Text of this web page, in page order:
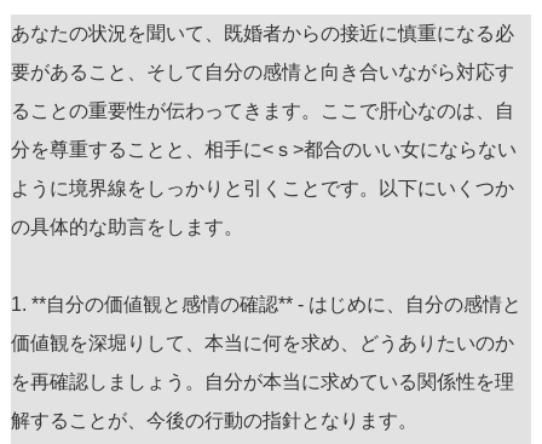
あなたの状況を聞いて、既婚者からの接近に慎重になる必
要があること、そして自分の感情と向き合いながら対応す
ることの重要性が伝わってきます。ここで肝心なのは、自
分を尊重することと、相手に<ｓ>都合のいい女にならない
ように境界線をしっかりと引くことです。以下にいくつか
の具体的な助言をします。
1. **自分の価値観と感情の確認** - はじめに、自分の感情と
価値観を深堀りして、本当に何を求め、どうありたいのか
を再確認しましょう。自分が本当に求めている関係性を理
解することが、今後の行動の指針となります。